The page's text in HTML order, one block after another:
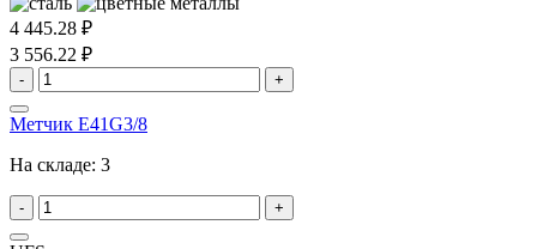
4 445.28 ₽
3 556.22 ₽
- +
Метчик E41G3/8
На складе: 3
- +